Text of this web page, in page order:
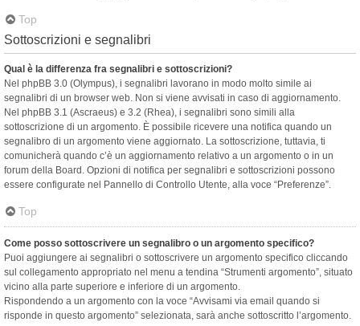
Top
Sottoscrizioni e segnalibri
Qual è la differenza fra segnalibri e sottoscrizioni?
Nel phpBB 3.0 (Olympus), i segnalibri lavorano in modo molto simile ai
segnalibri di un browser web. Non si viene avvisati in caso di aggiornamento.
Nel phpBB 3.1 (Ascraeus) e 3.2 (Rhea), i segnalibri sono simili alla
sottoscrizione di un argomento. È possibile ricevere una notifica quando un
segnalibro di un argomento viene aggiornato. La sottoscrizione, tuttavia, ti
comunicherà quando c’è un aggiornamento relativo a un argomento o in un
forum della Board. Opzioni di notifica per segnalibri e sottoscrizioni possono
essere configurate nel Pannello di Controllo Utente, alla voce “Preferenze”.
Top
Come posso sottoscrivere un segnalibro o un argomento specifico?
Puoi aggiungere ai segnalibri o sottoscrivere un argomento specifico cliccando
sul collegamento appropriato nel menu a tendina “Strumenti argomento”, situato
vicino alla parte superiore e inferiore di un argomento.
Rispondendo a un argomento con la voce “Avvisami via email quando si
risponde in questo argomento” selezionata, sarà anche sottoscritto l’argomento.